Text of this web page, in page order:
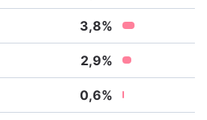
3,8%
2,9%
0,6%